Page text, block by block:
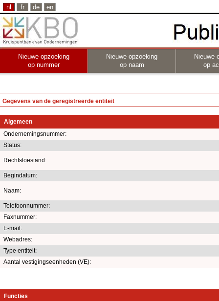
nl fr de en
Nieuwe opzoeking
op nummer
Nieuwe opzoeking
op naam
Nieuwe
op
Gegevens van de geregistreerde entiteit
Algemeen
Ondernemingsnummer:
Status:
Rechtstoestand:
Begindatum:
Naam:
Telefoonnummer:
Faxnummer:
E-mail:
Webadres:
Type entiteit:
Aantal vestigingseenheden (VE):
Functies